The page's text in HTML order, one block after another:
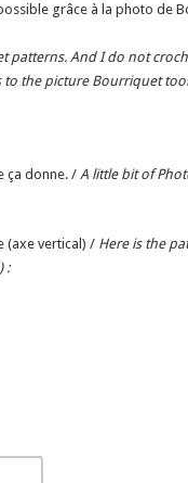
grâce à la photo de
patterns. And I do not
the picture Bourriquet
ça donne. / A little bit of
(axe vertical) / Here is the
: